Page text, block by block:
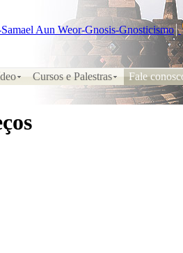
Cursos e Palestras
Fale